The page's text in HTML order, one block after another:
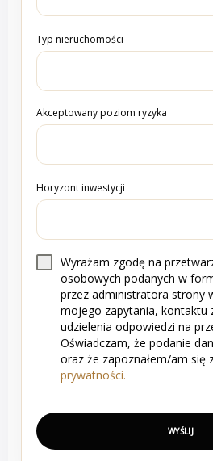
Typ nieruchomości
Akceptowany poziom ryzyka
Horyzont inwestycji
Wyrażam zgodę na
osobowych podanych w
przez administratora strony
mojego zapytania, kontaktu
udzielenia odpowiedzi na
Oświadczam, że podanie
oraz że zapoznałem/am się
prywatności.
WYŚLIJ